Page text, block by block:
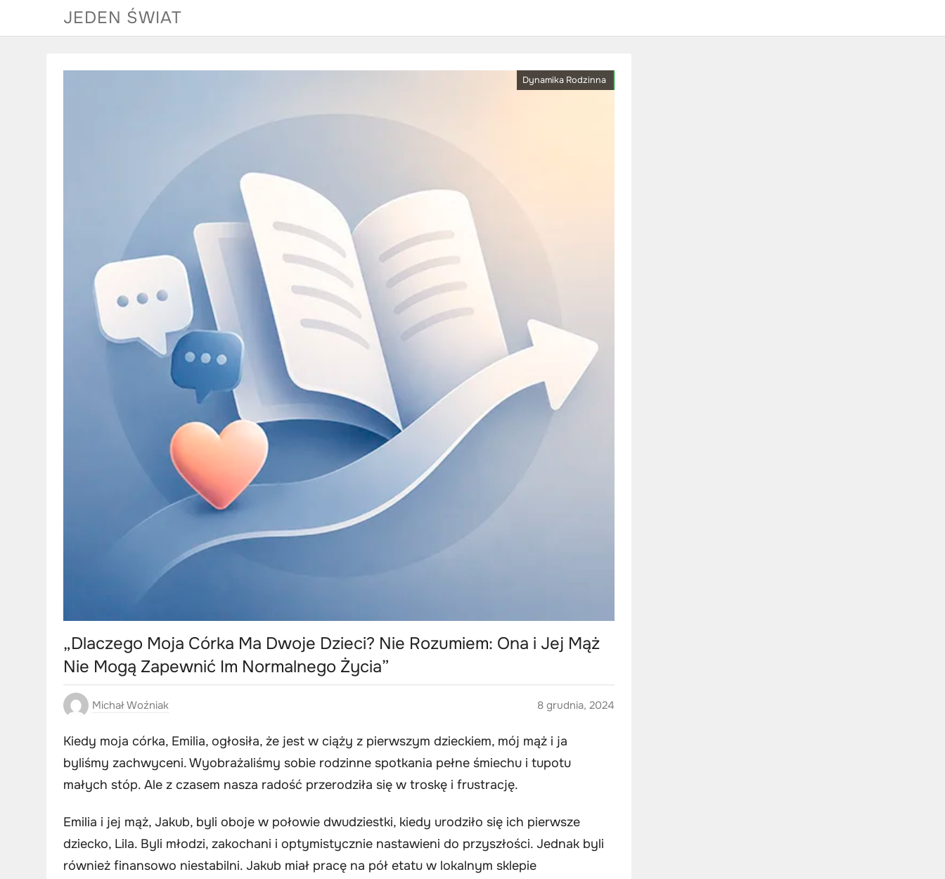
JEDEN ŚWIAT
Dynamika Rodzinna
„Dlaczego Moja Córka Ma Dwoje Dzieci? Nie Rozumiem: Ona i Jej Mąż
Nie Mogą Zapewnić Im Normalnego Życia”
Michał Woźniak 8 grudnia, 2024
Kiedy moja córka, Emilia, ogłosiła, że jest w ciąży z pierwszym dzieckiem, mój mąż i ja
byliśmy zachwyceni. Wyobrażaliśmy sobie rodzinne spotkania pełne śmiechu i tupotu
małych stóp. Ale z czasem nasza radość przerodziła się w troskę i frustrację.
Emilia i jej mąż, Jakub, byli oboje w połowie dwudziestki, kiedy urodziło się ich pierwsze
dziecko, Lila. Byli młodzi, zakochani i optymistycznie nastawieni do przyszłości. Jednak byli
również finansowo niestabilni. Jakub miał pracę na pół etatu w lokalnym sklepie